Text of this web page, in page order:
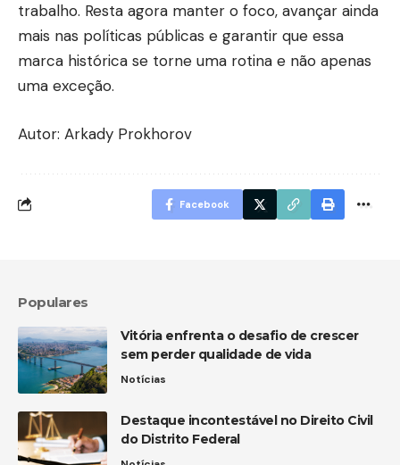
trabalho. Resta agora manter o foco, avançar ainda
mais nas políticas públicas e garantir que essa
marca histórica se torne uma rotina e não apenas
uma exceção.
Autor: Arkady Prokhorov
Facebook
Populares
Vitória enfrenta o desafio de crescer
sem perder qualidade de vida
Notícias
Destaque incontestável no Direito Civil
do Distrito Federal